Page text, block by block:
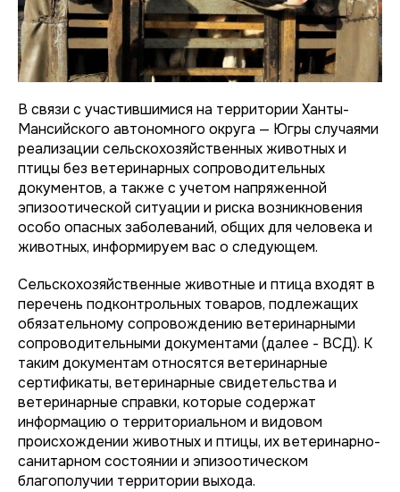
В связи с участившимися на территории Ханты-
Мансийского автономного округа — Югры случаями
реализации сельскохозяйственных животных и
птицы без ветеринарных сопроводительных
документов, а также с учетом напряженной
эпизоотической ситуации и риска возникновения
особо опасных заболеваний, общих для человека и
животных, информируем вас о следующем.
Сельскохозяйственные животные и птица входят в
перечень подконтрольных товаров, подлежащих
обязательному сопровождению ветеринарными
сопроводительными документами (далее - ВСД). К
таким документам относятся ветеринарные
сертификаты, ветеринарные свидетельства и
ветеринарные справки, которые содержат
информацию о территориальном и видовом
происхождении животных и птицы, их ветеринарно-
санитарном состоянии и эпизоотическом
благополучии территории выхода.